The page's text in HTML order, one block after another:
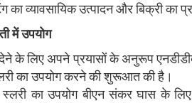
व्यावसायिक उत्पादन और बिक्री का
में उपयोग
देने के लिए अपने प्रयासों के अनुरूप
स्लरी का उपयोग करने की शुरूआत की है।
का उपयोग बीएन संकर घास के लिए